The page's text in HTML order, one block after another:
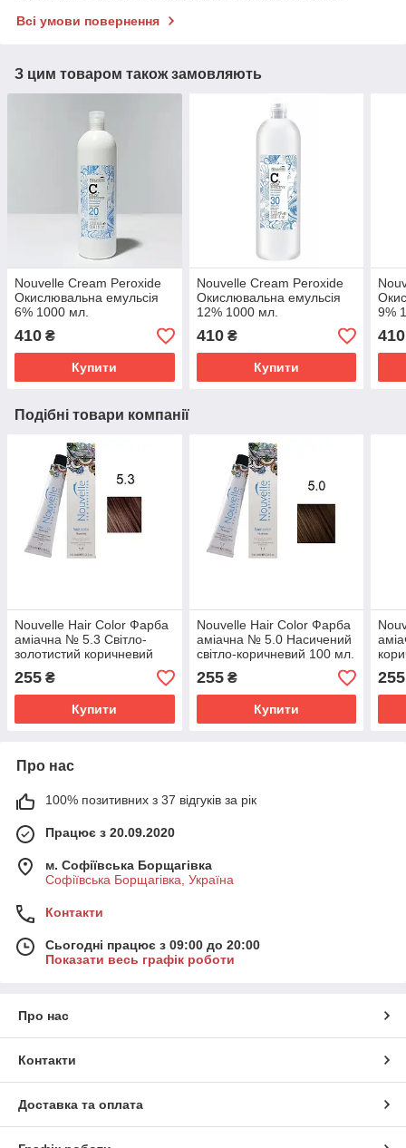
Всі умови повернення
З цим товаром також замовляють
Nouvelle Cream Peroxide
Окислювальна емульсія
6% 1000 мл.
410 ₴
Купити
Nouvelle Cream Peroxide
Окислювальна емульсія
12% 1000 мл.
410₴
Купити
9%
410
Подібні товари компанії
Nouvelle Hair Color Фарба
аміачна № 5.3 Світло-
золотистий коричневий
255 ₴
Купити
Nouvelle Hair Color Фарба
аміачна № 5.0 Насичений
світло-коричневий 100 мл.
255₴
Купити
255
Про нас
100% позитивних з 37 відгуків за рік
Працює з 20.09.2020
м. Софіївська Борщагівка
Софіївська Борщагівка, Україна
Контакти
Сьогодні працює з 09:00 до 20:00
Показати весь графік роботи
Про нас
Контакти
Доставка та оплата